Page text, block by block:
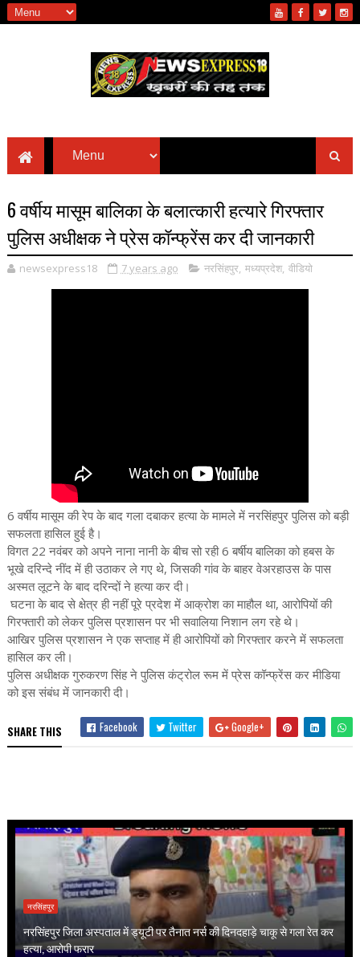
6 वर्षीय मासूम बालिका के बलात्कारी हत्यारे गिरफ्तार
पुलिस अधीक्षक ने प्रेस कॉन्फ्रेंस कर दी जानकारी
newsexpress18 7 years ago नरसिंहपुर, मध्यप्रदेश, वीडियो
6 वर्षीय मासूम की रेप के बाद गला दबाकर हत्या के मामले में नरसिंहपुर पुलिस को बड़ी
सफलता हासिल हुई है।
विगत 22 नवंबर को अपने नाना नानी के बीच सो रही 6 बर्षीय बालिका को हबस के
भूखे दरिन्दे नींद में ही उठाकर ले गए थे, जिसकी गांव के बाहर वेअरहाउस के पास
अस्मत लूटने के बाद दरिन्दों ने हत्या कर दी।
घटना के बाद से क्षेत्र ही नहीं पूरे प्रदेश में आक्रोश का माहौल था, आरोपियों की
गिरफ्तारी को लेकर पुलिस प्रशासन पर भी सवालिया निशान लग रहे थे।
आखिर पुलिस प्रशासन ने एक सप्ताह में ही आरोपियों को गिरफ्तार करने में सफलता
हासिल कर ली।
पुलिस अधीक्षक गुरुकरण सिंह ने पुलिस कंट्रोल रूम में प्रेस कॉन्फ्रेंस कर मीडिया
को इस संबंध में जानकारी दी।
SHARE THIS Facebook Twitter Google+
नरसिंहपुर
नरसिंहपुर जिला अस्पताल में ड्यूटी पर तैनात नर्स की दिनदहाड़े चाकू से गला रेत कर
हत्या, आरोपी फरार